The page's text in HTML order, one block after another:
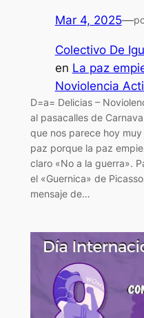
Mar 4, 2025—
Colectivo De
en La paz
Noviolencia
D=a= Delicias –
al pasacalles de
que nos parece hoy
paz porque la paz
claro «No a la guerra».
el «Guernica» de
mensaje de…